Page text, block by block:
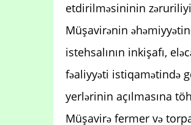
etdirilməsininin
Müşavirənin
istehsalının inkişafı,
fəaliyyəti istiqamətində
yerlərinin açılmasına
Müşavirə fermer və